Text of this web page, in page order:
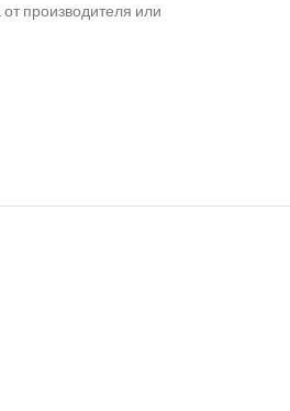
производителя или